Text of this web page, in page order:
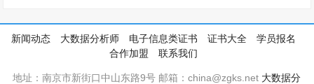
新闻动态 大数据分析师 电子信息类证书 证书大全
学员报名
合作加盟
联系我们
地址：南京市新街口中山东路9号 邮箱：china@zgks.net 大数据分